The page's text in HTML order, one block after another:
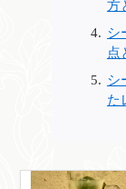
方
シ
点
シ
た